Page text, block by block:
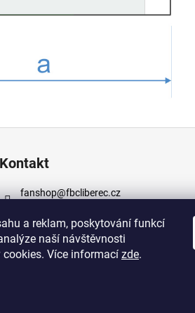
a reklam, poskytování funkcí
naší návštěvnosti
Více informací zde.
Kontakt
fanshop@fbcliberec.cz
https://www.facebook.com/fbcliberec
https://www.instagram.com/fbcliberec